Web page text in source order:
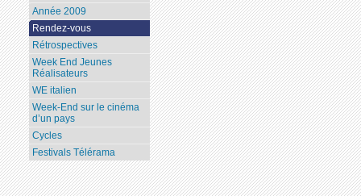
Année 2009
Rendez-vous
Rétrospectives
Week End Jeunes
Réalisateurs
WE italien
Week-End sur le cinéma
d’un pays
Cycles
Festivals Télérama